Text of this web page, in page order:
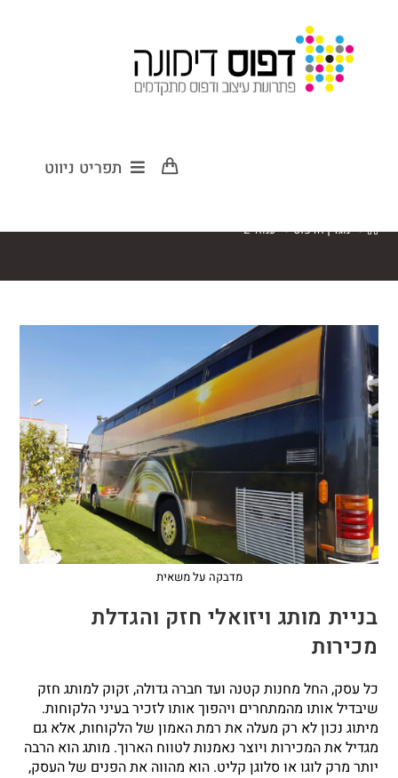
תפריט ניווט
> מגזין הדפוס > עמוד 2
מדבקה על משאית
בניית מותג ויזואלי חזק והגדלת
מכירות
כל עסק, החל מחנות קטנה ועד חברה גדולה, זקוק למותג חזק
שיבדיל אותו מהמתחרים ויהפוך אותו לזכיר בעיני הלקוחות.
מיתוג נכון לא רק מעלה את רמת האמון של הלקוחות, אלא גם
מגדיל את המכירות ויוצר נאמנות לטווח הארוך. מותג הוא הרבה
יותר מרק לוגו או סלוגן קליט. הוא מהווה את הפנים של העסק,